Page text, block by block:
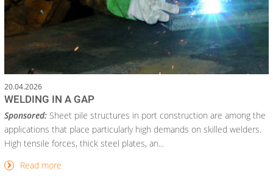
20.04.2026
WELDING IN A GAP
Sponsored: Sheet pile structures in port construction are among the
applications that place particularly high demands on skilled welders.
High tensile forces, thick steel plates, an...
Read more